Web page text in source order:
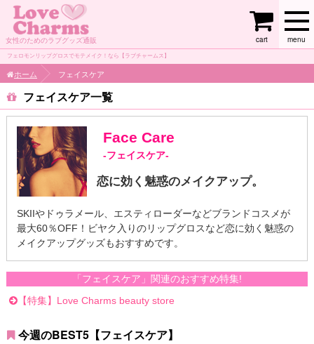
女性のためのラブグッズ通販 menu
cart
フェロモンリップグロスでモテメイク！なら【ラブチャームス】
ホーム フェイスケア
フェイスケア
Face Care
-フェイスケア-
恋に効く魅惑のメイクアップ。
SKIIやドゥラメール、エスティローダーなどブランドコスメが
最大60％OFF！ビヤク入りのリップグロスなど恋に効く魅惑の
メイクアップグッズもおすすめです。
「フェイスケア」関連のおすすめ特集!
【特集】Love Charms beauty store
今週のBEST5【フェイスケア】